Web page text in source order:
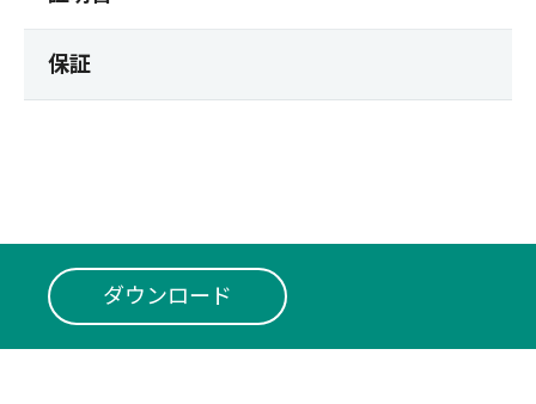
保証
ダウンロード